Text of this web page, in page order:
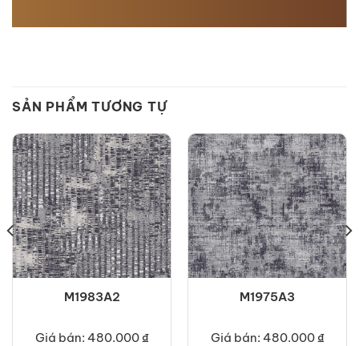
SẢN PHẨM TƯƠNG TỰ
M1983A2
Giá bán: 480.000 ₫
M1975A3
Giá bán: 480.000 ₫